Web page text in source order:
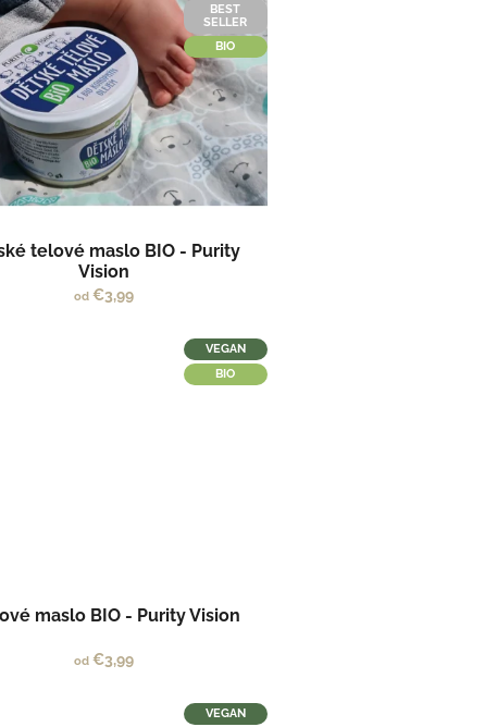
BEST
SELLER
BIO
telové maslo BIO - Purity
Vision
od €3,99
VEGAN
BIO
maslo BIO - Purity Vision
od €3,99
VEGAN